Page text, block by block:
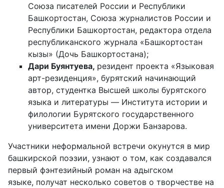
Союза писателей России и Республики
Башкортостан, Союза журналистов России и
Республики Башкортостан, редактора отдела
республиканского журнала «Башкортостан
кызы» (Дочь Башкортостана);
Дари Буянтуева, резидент проекта «Языковая
арт-резиденция», бурятский начинающий
автор, студентка Высшей школы бурятского
языка и литературы ― Института истории и
филологии Бурятского государственного
университета имени Доржи Банзарова.
Участники неформальной встречи окунутся в мир
башкирской поэзии, узнают о том, как создавался
первый фэнтезийный роман на адыгском
языке, получат несколько советов о творчестве на